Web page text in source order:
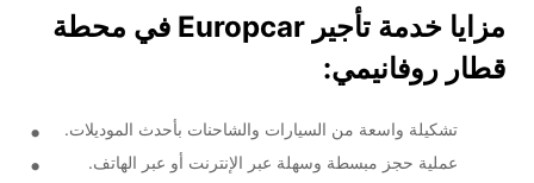
مزايا خدمة تأجير Europcar في محطة
قطار روفانيمي:
تشكيلة واسعة من السيارات والشاحنات بأحدث الموديلات.
عملية حجز مبسطة وسهلة عبر الإنترنت أو عبر الهاتف.